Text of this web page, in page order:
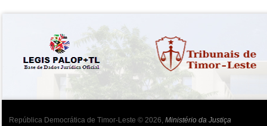
República Democrática de Timor-Leste © 2026, Ministério da Justiça